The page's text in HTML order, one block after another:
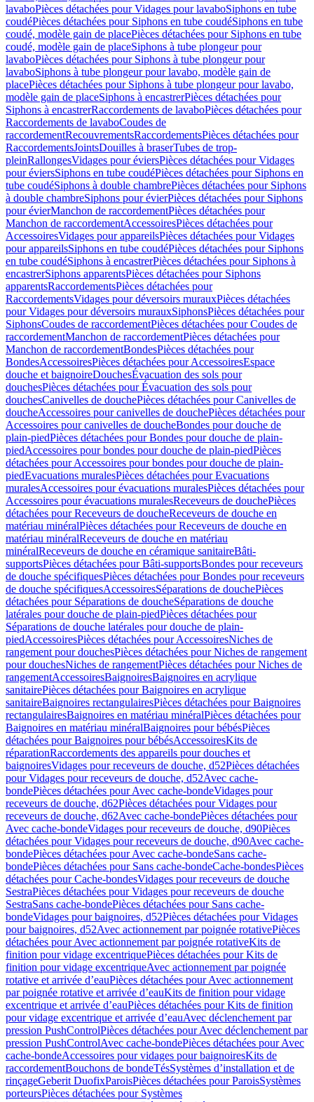
lavaboPièces détachées pour Vidages pour lavaboSiphons en tube
coudéPièces détachées pour Siphons en tube coudéSiphons en tube
coudé, modèle gain de placePièces détachées pour Siphons en tube
coudé, modèle gain de placeSiphons à tube plongeur pour
lavaboPièces détachées pour Siphons à tube plongeur pour
lavaboSiphons à tube plongeur pour lavabo, modèle gain de
placePièces détachées pour Siphons à tube plongeur pour lavabo,
modèle gain de placeSiphons à encastrerPièces détachées pour
Siphons à encastrerRaccordements de lavaboPièces détachées pour
Raccordements de lavaboCoudes de
raccordementRecouvrementsRaccordementsPièces détachées pour
RaccordementsJointsDouilles à braserTubes de trop-
pleinRallongesVidages pour éviersPièces détachées pour Vidages
pour éviersSiphons en tube coudéPièces détachées pour Siphons en
tube coudéSiphons à double chambrePièces détachées pour Siphons
à double chambreSiphons pour évierPièces détachées pour Siphons
pour évierManchon de raccordementPièces détachées pour
Manchon de raccordementAccessoiresPièces détachées pour
AccessoiresVidages pour appareilsPièces détachées pour Vidages
pour appareilsSiphons en tube coudéPièces détachées pour Siphons
en tube coudéSiphons à encastrerPièces détachées pour Siphons à
encastrerSiphons apparentsPièces détachées pour Siphons
apparentsRaccordementsPièces détachées pour
RaccordementsVidages pour déversoirs murauxPièces détachées
pour Vidages pour déversoirs murauxSiphonsPièces détachées pour
SiphonsCoudes de raccordementPièces détachées pour Coudes de
raccordementManchon de raccordementPièces détachées pour
Manchon de raccordementBondesPièces détachées pour
BondesAccessoiresPièces détachées pour AccessoiresEspace
douche et baignoireDouchesÉvacuation des sols pour
douchesPièces détachées pour Évacuation des sols pour
douchesCanivelles de douchePièces détachées pour Canivelles de
doucheAccessoires pour canivelles de douchePièces détachées pour
Accessoires pour canivelles de doucheBondes pour douche de
plain-piedPièces détachées pour Bondes pour douche de plain-
piedAccessoires pour bondes pour douche de plain-piedPièces
détachées pour Accessoires pour bondes pour douche de plain-
piedEvacuations muralesPièces détachées pour Evacuations
muralesAccessoires pour évacuations muralesPièces détachées pour
Accessoires pour évacuations muralesReceveurs de douchePièces
détachées pour Receveurs de doucheReceveurs de douche en
matériau minéralPièces détachées pour Receveurs de douche en
matériau minéralReceveurs de douche en matériau
minéralReceveurs de douche en céramique sanitaireBâti-
supportsPièces détachées pour Bâti-supportsBondes pour receveurs
de douche spécifiquesPièces détachées pour Bondes pour receveurs
de douche spécifiquesAccessoiresSéparations de douchePièces
détachées pour Séparations de doucheSéparations de douche
latérales pour douche de plain-piedPièces détachées pour
Séparations de douche latérales pour douche de plain-
piedAccessoiresPièces détachées pour AccessoiresNiches de
rangement pour douchesPièces détachées pour Niches de rangement
pour douchesNiches de rangementPièces détachées pour Niches de
rangementAccessoiresBaignoiresBaignoires en acrylique
sanitairePièces détachées pour Baignoires en acrylique
sanitaireBaignoires rectangulairesPièces détachées pour Baignoires
rectangulairesBaignoires en matériau minéralPièces détachées pour
Baignoires en matériau minéralBaignoires pour bébésPièces
détachées pour Baignoires pour bébésAccessoiresKits de
réparationRaccordements des appareils pour douches et
baignoiresVidages pour receveurs de douche, d52Pièces détachées
pour Vidages pour receveurs de douche, d52Avec cache-
bondePièces détachées pour Avec cache-bondeVidages pour
receveurs de douche, d62Pièces détachées pour Vidages pour
receveurs de douche, d62Avec cache-bondePièces détachées pour
Avec cache-bondeVidages pour receveurs de douche, d90Pièces
détachées pour Vidages pour receveurs de douche, d90Avec cache-
bondePièces détachées pour Avec cache-bondeSans cache-
bondePièces détachées pour Sans cache-bondeCache-bondesPièces
détachées pour Cache-bondesVidages pour receveurs de douche
SestraPièces détachées pour Vidages pour receveurs de douche
SestraSans cache-bondePièces détachées pour Sans cache-
bondeVidages pour baignoires, d52Pièces détachées pour Vidages
pour baignoires, d52Avec actionnement par poignée rotativePièces
détachées pour Avec actionnement par poignée rotativeKits de
finition pour vidage excentriquePièces détachées pour Kits de
finition pour vidage excentriqueAvec actionnement par poignée
rotative et arrivée d’eauPièces détachées pour Avec actionnement
par poignée rotative et arrivée d’eauKits de finition pour vidage
excentrique et arrivée d’eauPièces détachées pour Kits de finition
pour vidage excentrique et arrivée d’eauAvec déclenchement par
pression PushControlPièces détachées pour Avec déclenchement par
pression PushControlAvec cache-bondePièces détachées pour Avec
cache-bondeAccessoires pour vidages pour baignoiresKits de
raccordementBouchons de bondeTésSystèmes d’installation et de
rinçageGeberit DuofixParoisPièces détachées pour ParoisSystèmes
porteursPièces détachées pour Systèmes